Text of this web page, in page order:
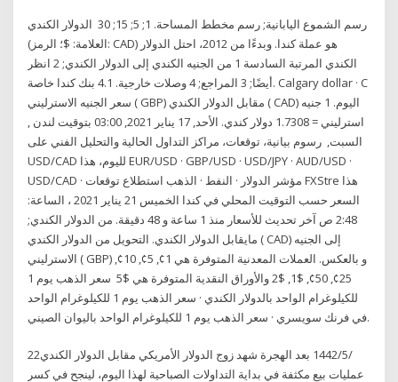
رسم الشموع اليابانية; رسم مخطط المساحة. 1; 5; 15; 30 الدولار الكندي
(العلامة: $؛ الرمز: CAD) هو عملة كندا. وبدءًا من 2012، احتل الدولار
الكندي المرتبة السادسة 1 من الجنيه الكندي إلى الدولار الكندي; 2 انظر
أيضًا; 3 المراجع; 4 وصلات خارجية. 4.1 بنك كندا خاصة. Calgary dollar · C
سعر الجنيه الاسترليني ( GBP) مقابل الدولار الكندي ( CAD) اليوم. 1 جنيه
استرليني = 1.7308 دولار كندي. الأحد, 17 يناير 2021, 03:00 بتوقيت لندن ,
السبت, رسوم بيانية، توقعات، مراكز التداول الحالية والتحليل الفني على
USD/CAD لليوم، هذا EUR/USD · GBP/USD · USD/JPY · AUD/USD ·
USD/CAD · مؤشر الدولار · النفط · الذهب استطلاع توقعات FXStre هذا
السعر حسب التوقيت المحلي في كندا الخميس 21 يناير 2021 ، الساعة:
2:48 ص آخر تحديث للأسعار منذ 1 ساعة و 48 دقيقة. من الدولار الكندي;
مايقابل الدولار الكندي. التحويل من الدولار الكندي ( CAD) إلى الجنيه
الاسترليني ( GBP) و بالعكس. العملات المعدنية المتوفرة هي 1¢, 5¢, 10¢,
25¢, 50¢, $1, $2 والأوراق النقدية المتوفرة هي $5 سعر الذهب يوم 1
للكيلوغرام الواحد بالدولار الكندي · سعر الذهب يوم 1 للكيلوغرام الواحد
في فرنك سويسري · سعر الذهب يوم 1 للكيلوغرام الواحد باليوان الصيني.
22‏‏/5‏‏/1442 بعد الهجرة شهد زوج الدولار الأمريكي مقابل الدولار الكندي
عمليات بيع مكثفة في بداية التداولات الصباحية لهذا اليوم، لينجح في كسر